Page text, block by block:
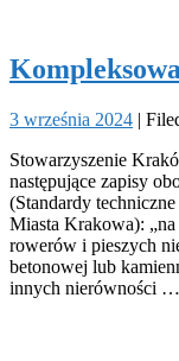
3 września 2024 |
Stowarzyszenie
następujące zapisy
(Standardy
Miasta Krakowa):
rowerów i pieszych
betonowej lub
innych nierówności …